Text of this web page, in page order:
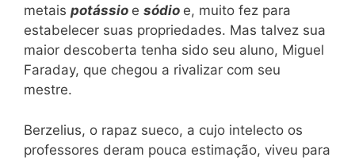
metais potássio e sódio e, muito fez para
estabelecer suas propriedades. Mas talvez sua
maior descoberta tenha sido seu aluno, Miguel
Faraday, que chegou a rivalizar com seu
mestre.
Berzelius, o rapaz sueco, a cujo intelecto os
professores deram pouca estimação, viveu para